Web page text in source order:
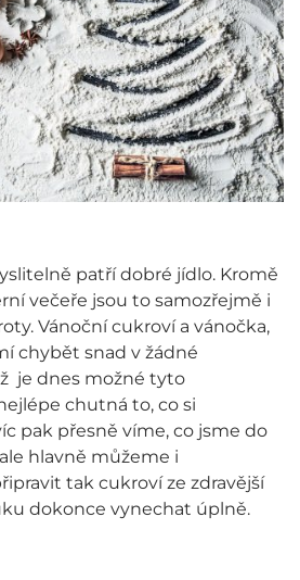
patří dobré jídlo. Kromě
večeře jsou to samozřejmě i
Vánoční cukroví a vánočka,
chybět snad v žádné
je dnes možné tyto
chutná to, co si
pak přesně víme, co jsme do
hlavně můžeme i
tak cukroví ze zdravější
dokonce vynechat úplně.